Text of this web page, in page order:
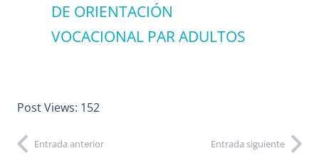
DE ORIENTACIÓN
VOCACIONAL PAR ADULTOS
Post Views: 152
Entrada anterior Entrada siguiente